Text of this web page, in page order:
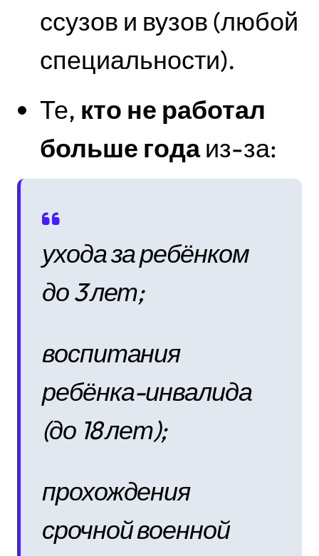
ссузов и вузов (любой
специальности).
Те, кто не работал
больше годаиз-за:
ухода за ребёнком
до 3 лет;
воспитания
ребёнка-инвалида
(до 18 лет);
прохождения
срочной военной